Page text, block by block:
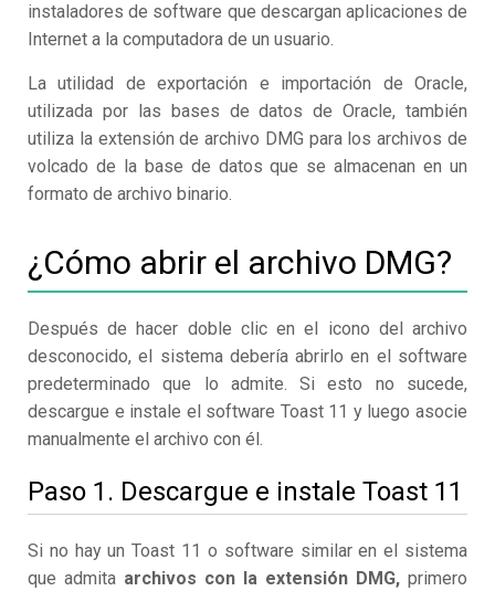
instaladores de software que descargan aplicaciones de
Internet a la computadora de un usuario.
La utilidad de exportación e importación de Oracle,
utilizada por las bases de datos de Oracle, también
utiliza la extensión de archivo DMG para los archivos de
volcado de la base de datos que se almacenan en un
formato de archivo binario.
¿Cómo abrir el archivo DMG?
Después de hacer doble clic en el icono del archivo
desconocido, el sistema debería abrirlo en el software
predeterminado que lo admite. Si esto no sucede,
descargue e instale el software Toast 11 y luego asocie
manualmente el archivo con él.
Paso 1. Descargue e instale Toast 11
Si no hay un Toast 11 o software similar en el sistema
que admita archivos con la extensión DMG, primero